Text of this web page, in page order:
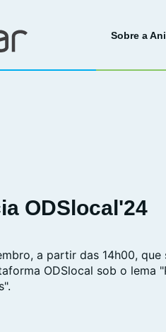
Sobre a
ODSlocal'24
a partir das 14h00, que
ODSlocal sob o lema